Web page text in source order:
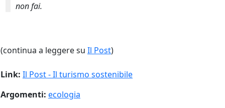
non fai.
(continua a leggere su Il Post)
Link: Il Post - Il turismo sostenibile
Argomenti: ecologia